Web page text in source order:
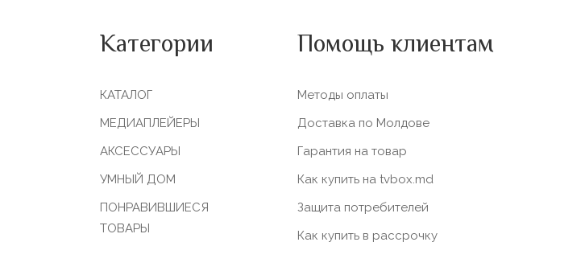
Категории
КАТАЛОГ
МЕДИАПЛЕЙЕРЫ
АКСЕССУАРЫ
УМНЫЙ ДОМ
ПОНРАВИВШИЕСЯ
ТОВАРЫ
Помощь клиентам
Методы оплаты
Доставка по Молдове
Гарантия на товар
Как купить на tvbox.md
Защита потребителей
Как купить в рассрочку